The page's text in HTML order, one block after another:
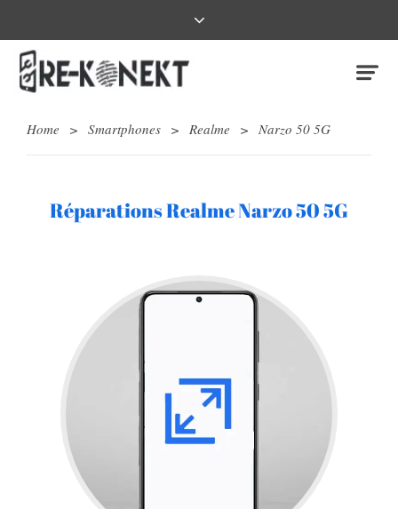
Home > Smartphones > Realme > Narzo 50 5G
Réparations Realme Narzo 50 5G